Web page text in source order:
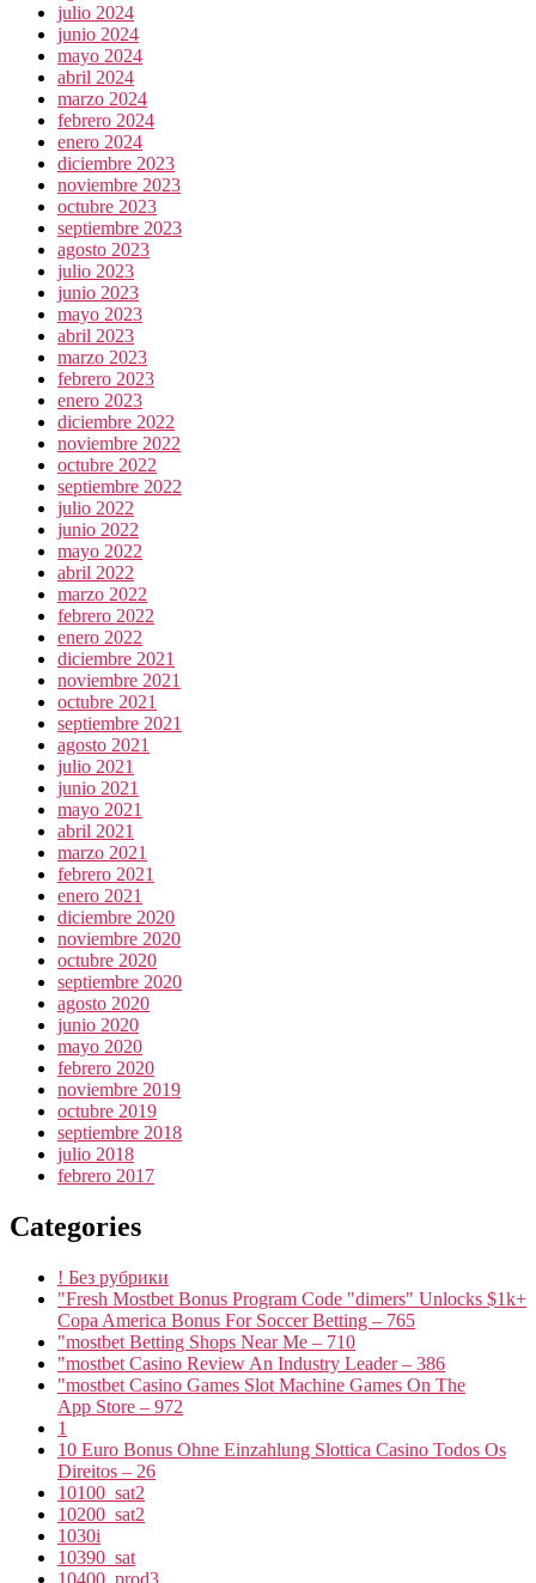
julio 2024
junio 2024
mayo 2024
abril 2024
marzo 2024
febrero 2024
enero 2024
diciembre 2023
noviembre 2023
octubre 2023
septiembre 2023
agosto 2023
julio 2023
junio 2023
mayo 2023
abril 2023
marzo 2023
febrero 2023
enero 2023
diciembre 2022
noviembre 2022
octubre 2022
septiembre 2022
julio 2022
junio 2022
mayo 2022
abril 2022
marzo 2022
febrero 2022
enero 2022
diciembre 2021
noviembre 2021
octubre 2021
septiembre 2021
agosto 2021
julio 2021
junio 2021
mayo 2021
abril 2021
marzo 2021
febrero 2021
enero 2021
diciembre 2020
noviembre 2020
octubre 2020
septiembre 2020
agosto 2020
junio 2020
mayo 2020
febrero 2020
noviembre 2019
octubre 2019
septiembre 2018
julio 2018
febrero 2017
Categories
! Без рубрики
"Fresh Mostbet Bonus Program Code "dimers" Unlocks $1k+
Copa America Bonus For Soccer Betting – 765
"mostbet Betting Shops Near Me – 710
"mostbet Casino Review An Industry Leader – 386
"‎mostbet Casino Games Slot Machine Games On The
App Store – 972
1
10 Euro Bonus Ohne Einzahlung Slottica Casino Todos Os
Direitos – 26
10100_sat2
10200_sat2
1030i
10390_sat
10400_prod3